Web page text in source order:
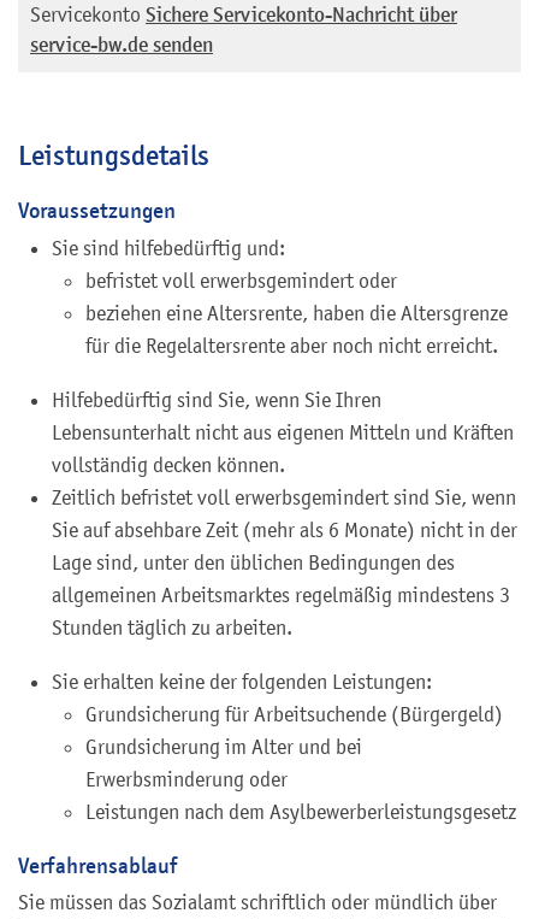
Servicekonto Sichere Servicekonto-Nachricht über
service-bw.de senden
Leistungsdetails
Voraussetzungen
Sie sind hilfebedürftig und:
befristet voll erwerbsgemindert oder
beziehen eine Altersrente, haben die Altersgrenze
für die Regelaltersrente aber noch nicht erreicht.
Hilfebedürftig sind Sie, wenn Sie Ihren
Lebensunterhalt nicht aus eigenen Mitteln und Kräften
vollständig decken können.
Zeitlich befristet voll erwerbsgemindert sind Sie, wenn
Sie auf absehbare Zeit (mehr als 6 Monate) nicht in der
Lage sind, unter den üblichen Bedingungen des
allgemeinen Arbeitsmarktes regelmäßig mindestens 3
Stunden täglich zu arbeiten.
Sie erhalten keine der folgenden Leistungen:
Grundsicherung für Arbeitsuchende (Bürgergeld)
Grundsicherung im Alter und bei
Erwerbsminderung oder
Leistungen nach dem Asylbewerberleistungsgesetz
Verfahrensablauf
Sie müssen das Sozialamt schriftlich oder mündlich über